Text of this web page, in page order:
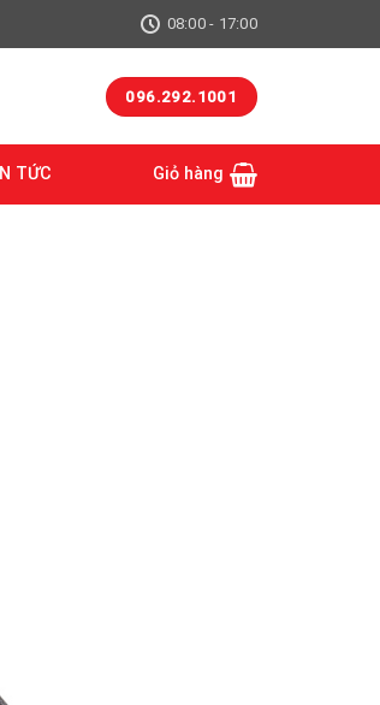
08:00 - 17:00
096.292.1001
TỨC Giỏ hàng